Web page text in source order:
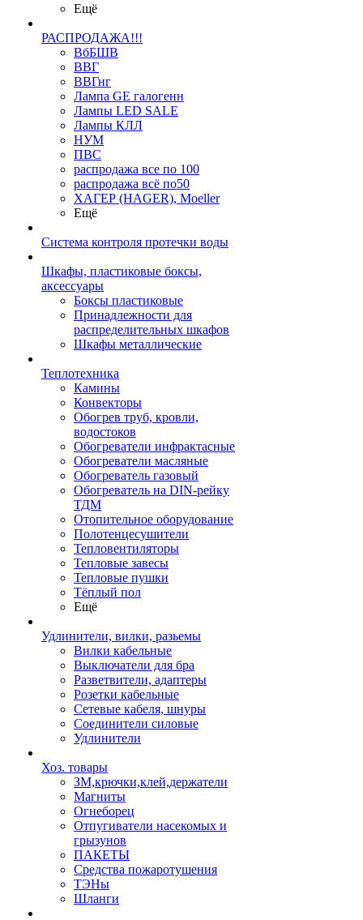
Ещё
РАСПРОДАЖА!!!
ВбБШВ
ВВГ
ВВГнг
Лампа GE галогенн
Лампы LED SALE
Лампы КЛЛ
НУМ
ПВС
распродажа все по 100
распродажа всё по50
ХАГЕР (HAGER), Moeller
Ещё
Система контроля протечки воды
Шкафы, пластиковые боксы,
аксессуары
Боксы пластиковые
Принадлежности для
распределительных шкафов
Шкафы металлические
Теплотехника
Камины
Конвекторы
Обогрев труб, кровли,
водостоков
Обогреватели инфрактасные
Обогреватели масляные
Обогреватель газовый
Обогреватель на DIN-рейку
ТДМ
Отопительное оборудование
Полотенцесушители
Тепловентиляторы
Тепловые завесы
Тепловые пушки
Тёплый пол
Ещё
Удлинители, вилки, разьемы
Вилки кабельные
Выключатели для бра
Разветвители, адаптеры
Розетки кабельные
Сетевые кабеля, шнуры
Соединители силовые
Удлинители
Хоз. товары
ЗМ,крючки,клей,держатели
Магниты
Огнеборец
Отпугиватели насекомых и
грызунов
ПАКЕТЫ
Средства пожаротушения
ТЭНы
Шланги